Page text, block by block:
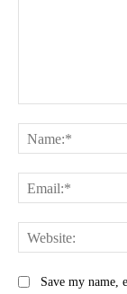
Save my name,